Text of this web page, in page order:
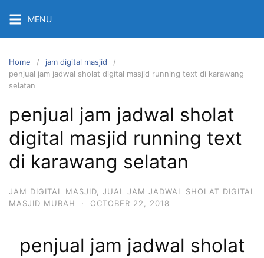
content
MENU
Home
jam digital masjid
penjual jam jadwal sholat digital masjid running text di karawang
selatan
penjual jam jadwal sholat
digital masjid running text
di karawang selatan
JAM DIGITAL MASJID
JUAL JAM JADWAL SHOLAT DIGITAL
MASJID MURAH
· OCTOBER 22, 2018
penjual jam jadwal sholat